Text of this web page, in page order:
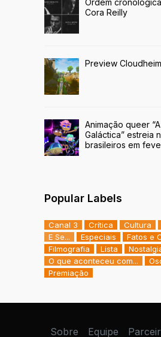
Ordem
Cora Reilly
Preview
Animação queer
Galáctica” estreia
brasileiros em
Popular Labels
Canal 3 Crítica Cultura
E Se...
Especiais
Fatos e
Filmografia
Lista
O que aconteceu com...
Premiação
Sobre Equipe